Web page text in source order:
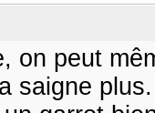
on peut
saigne plus.